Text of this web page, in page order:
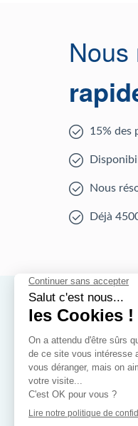
Nous
15% des
Nous
Déjà